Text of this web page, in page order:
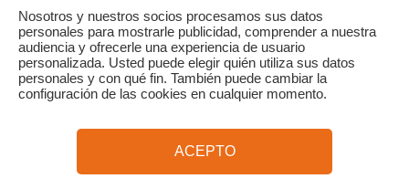
¿Quiénes somos?
Condiciones generales y política de privacidad
Lo que la prensa dice de nosotros
Socios FAQ Blog Mapa del sitio
Pago seguro dirigido por Sooyoos
¿Necesitas ayuda?
Nosotros y nuestros socios procesamos sus datos
personales para mostrarle publicidad, comprender a nuestra
audiencia y ofrecerle una experiencia de usuario
personalizada. Usted puede elegir quién utiliza sus datos
personales y con qué fin. También puede cambiar la
configuración de las cookies en cualquier momento.
ACEPTO